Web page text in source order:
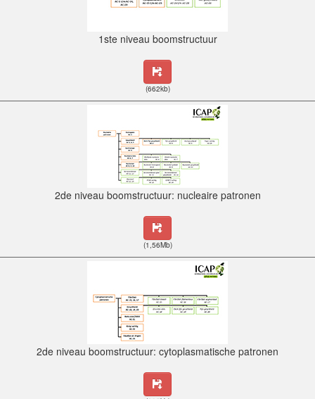
1ste niveau boomstructuur
(662kb)
2de niveau boomstructuur: nucleaire patronen
(1,56Mb)
2de niveau boomstructuur: cytoplasmatische patronen